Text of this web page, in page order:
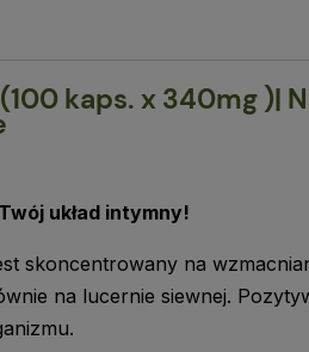
kaps. x 340mg )|
układ intymny!
skoncentrowany na
na lucernie siewnej.